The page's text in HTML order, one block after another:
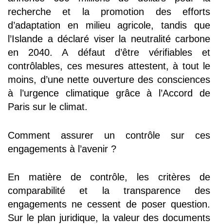
recherche et la promotion des efforts
d’adaptation en milieu agricole, tandis que
l’Islande a déclaré viser la neutralité carbone
en 2040. A défaut d’être vérifiables et
contrôlables, ces mesures attestent, à tout le
moins, d’une nette ouverture des consciences
à l’urgence climatique grâce à l’Accord de
Paris sur le climat.
Comment assurer un contrôle sur ces
engagements à l’avenir ?
En matière de contrôle, les critères de
comparabilité et la transparence des
engagements ne cessent de poser question.
Sur le plan juridique, la valeur des documents